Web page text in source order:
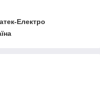
Електро